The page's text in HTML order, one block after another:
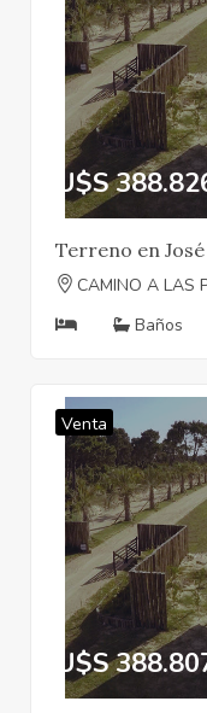
U$S
Terreno en
CAMINO A LAS
Baños
Venta
U$S